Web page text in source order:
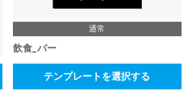
通常
飲食_バー
テンプレートを選択する